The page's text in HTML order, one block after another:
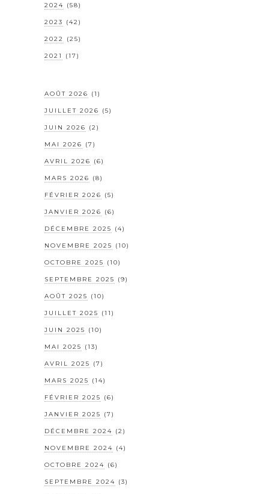
2024 (58)
2023 (42)
2022 (25)
2021 (17)
AOÛT 2026 (1)
JUILLET 2026 (5)
JUIN 2026 (2)
MAI 2026 (7)
AVRIL 2026 (6)
MARS 2026 (8)
FÉVRIER 2026 (5)
JANVIER 2026 (6)
DÉCEMBRE 2025 (4)
NOVEMBRE 2025 (10)
OCTOBRE 2025 (10)
SEPTEMBRE 2025 (9)
AOÛT 2025 (10)
JUILLET 2025 (11)
JUIN 2025 (10)
MAI 2025 (13)
AVRIL 2025 (7)
MARS 2025 (14)
FÉVRIER 2025 (6)
JANVIER 2025 (7)
DÉCEMBRE 2024 (2)
NOVEMBRE 2024 (4)
OCTOBRE 2024 (6)
SEPTEMBRE 2024 (3)